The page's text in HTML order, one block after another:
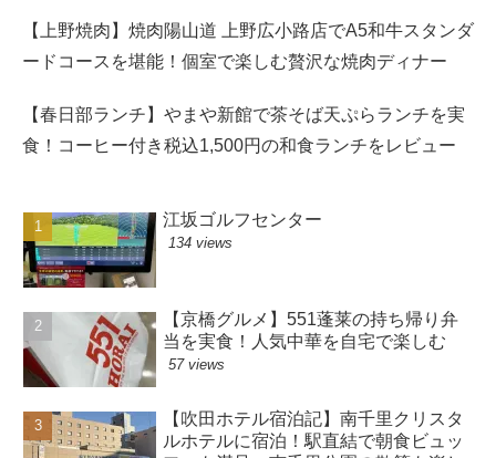
【上野焼肉】焼肉陽山道 上野広小路店でA5和牛スタンダ
ードコースを堪能！個室で楽しむ贅沢な焼肉ディナー
【春日部ランチ】やまや新館で茶そば天ぷらランチを実
食！コーヒー付き税込1,500円の和食ランチをレビュー
江坂ゴルフセンター
134 views
【京橋グルメ】551蓬莱の持ち帰り弁
当を実食！人気中華を自宅で楽しむ
57 views
【吹田ホテル宿泊記】南千里クリスタ
ルホテルに宿泊！駅直結で朝食ビュッ